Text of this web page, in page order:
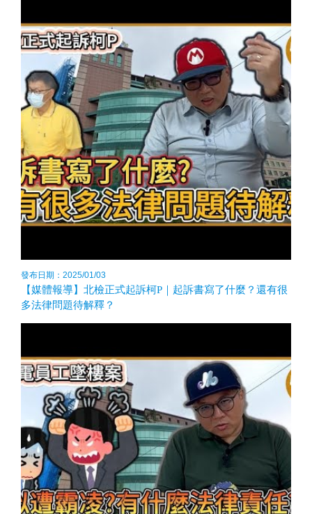
發布日期：2025/01/03
【媒體報導】北檢正式起訴柯P｜起訴書寫了什麼？還有很
多法律問題待解釋？